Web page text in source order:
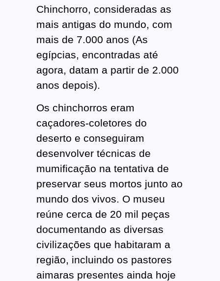
Chinchorro, consideradas as
mais antigas do mundo, com
mais de 7.000 anos (As
egípcias, encontradas até
agora, datam a partir de 2.000
anos depois).
Os chinchorros eram
caçadores-coletores do
deserto e conseguiram
desenvolver técnicas de
mumificação na tentativa de
preservar seus mortos junto ao
mundo dos vivos. O museu
reúne cerca de 20 mil peças
documentando as diversas
civilizações que habitaram a
região, incluindo os pastores
aimaras presentes ainda hoje